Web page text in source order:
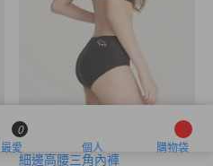
0
最愛
個人 購物袋
大人未滿（黑-開心的一天）
細邊高腰三角內褲